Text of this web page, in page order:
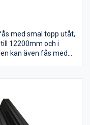
med smal topp utåt,
12200mm och i
kan även fås med